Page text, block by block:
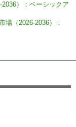
）：ベーシックア
場（2026-2036）：